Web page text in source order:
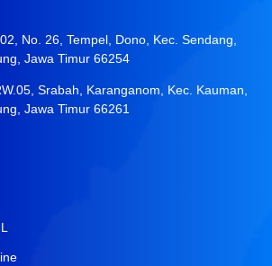
No. 26, Tempel, Dono, Kec. Sendang,
Jawa Timur 66254
Srabah, Karanganom, Kec. Kauman,
Jawa Timur 66261